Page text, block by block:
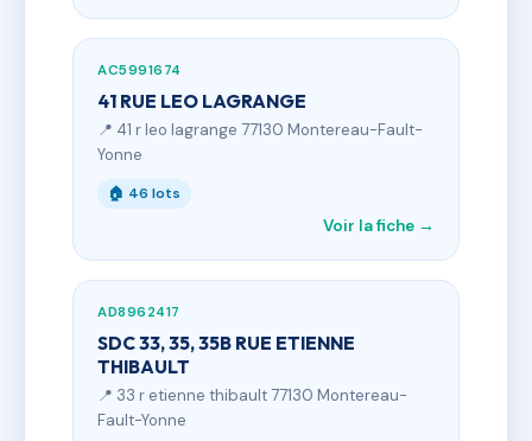
AC5991674
41 RUE LEO LAGRANGE
📍 41 r leo lagrange 77130 Montereau-Fault-
Yonne
🏠 46 lots
Voir la fiche →
AD8962417
SDC 33, 35, 35B RUE ETIENNE
THIBAULT
📍 33 r etienne thibault 77130 Montereau-
Fault-Yonne